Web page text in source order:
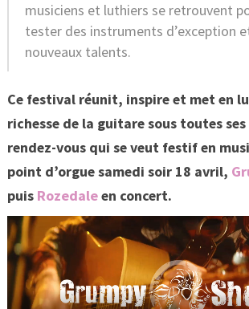
musiciens et luthiers se retrouvent
tester des instruments d’exception
nouveaux talents.
Ce festival réunit, inspire et met en
richesse de la guitare sous toutes ses
rendez-vous qui se veut festif en
point d’orgue samedi soir 18 avril,
puis Rozedaleen concert.